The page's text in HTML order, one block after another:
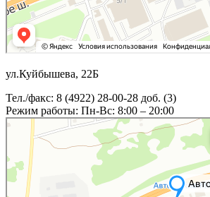
ул.Куйбышева, 22Б
Тел./факс: 8 (4922) 28-00-28 доб. (3)
Режим работы: Пн-Вс: 8:00 – 20:00